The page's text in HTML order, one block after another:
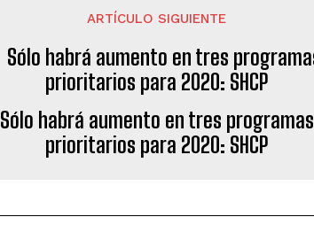
ARTÍCULO SIGUIENTE
Sólo habrá aumento en tres programas
prioritarios para 2020: SHCP